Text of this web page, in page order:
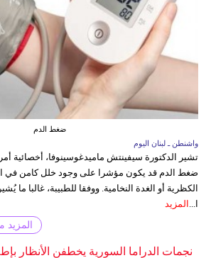
ضغط الدم
واشنطن ـ لبنان اليوم
تشير الدكتورة سيفينتش ماميدغوسينوفا، أخصائية
ضغط الدم قد يكون مؤشرا على وجود خلل كامن في
الكظرية أو الغدة النخامية. ووفقا للطبيبة، غالبا ما
ا... المزيد
المزيد
نجمات الدراما السورية يخطفن الأنظار